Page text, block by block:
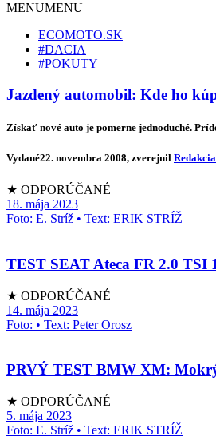
MENUMENU
ECOMOTO.SK
#DACIA
#POKUTY
Jazdený automobil: Kde ho
Získať nové auto je pomerne jednoduché.
Vydané22. novembra 2008, zverejnil Redakcia
★ ODPORÚČANÉ
18. mája 2023
Foto: E. Stríž • Text: ERIK STRÍŽ
TEST SEAT Ateca FR 2.0 TSI
★ ODPORÚČANÉ
14. mája 2023
Foto: • Text: Peter Orosz
PRVÝ TEST BMW XM:
★ ODPORÚČANÉ
5. mája 2023
Foto: E. Stríž • Text: ERIK STRÍŽ